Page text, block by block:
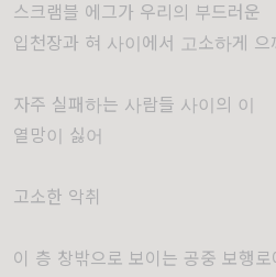
스크램블 에그가 우리의 부드러운
입천장과 혀 사이에서 고소하게 으
자주 실패하는 사람들 사이의 이
열망이 싫어
고소한 악취
이 층 창밖으로 보이는 공중 보행로